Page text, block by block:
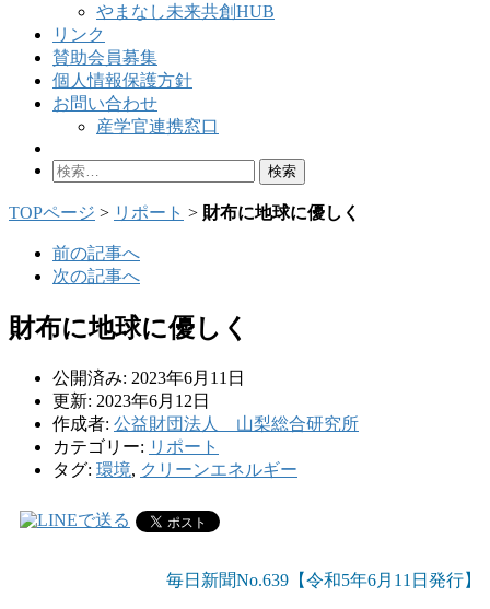
やまなし未来共創HUB
リンク
賛助会員募集
個人情報保護方針
お問い合わせ
産学官連携窓口
検
TOPページ > リポート > 財布に地球に優しく
前の記事へ
次の記事へ
財布に地球に優しく
公開済み: 2023年6月11日
更新: 2023年6月12日
作成者: 公益財団法人 山梨総合研究所
カテゴリー: リポート
タグ: 環境, クリーンエネルギー
毎日新聞No.639【令和5年6月11 日発行】